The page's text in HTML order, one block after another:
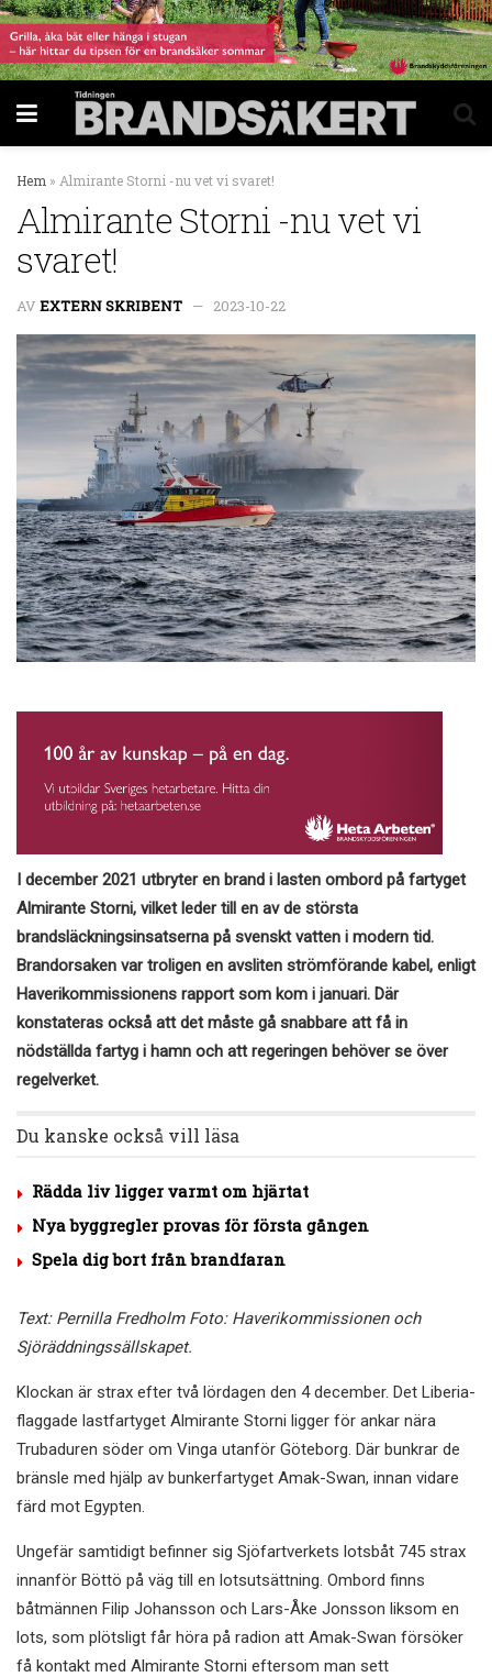
Hem » Almirante Storni -nu vet vi svaret!
Almirante Storni -nu vet vi
svaret!
AV EXTERN SKRIBENT 2023-10-22
I december 2021 utbryter en brand i lasten ombord på fartyget
Almirante Storni, vilket leder till en av de största
brandsläckningsinsatserna på svenskt vatten i modern tid.
Brandorsaken var troligen en avsliten strömförande kabel, enligt
Haverikommissionens rapport som kom i januari. Där
konstateras också att det måste gå snabbare att få in
nödställda fartyg i hamn och att regeringen behöver se över
regelverket.
Du kanske också vill läsa
Rädda liv ligger varmt om hjärtat
Nya byggregler provas för första gången
Spela dig bort från brandfaran
Text: Pernilla Fredholm Foto: Haverikommissionen och
Sjöräddningssällskapet.
Klockan är strax efter två lördagen den 4 december. Det Liberia-
flaggade lastfartyget Almirante Storni ligger för ankar nära
Trubaduren söder om Vinga utanför Göteborg. Där bunkrar de
bränsle med hjälp av bunkerfartyget Amak-Swan, innan vidare
färd mot Egypten.
Ungefär samtidigt befinner sig Sjöfartverkets lotsbåt 745 strax
innanför Böttö på väg till en lotsutsättning. Ombord finns
båtmännen Filip Johansson och Lars-Åke Jonsson liksom en
lots, som plötsligt får höra på radion att Amak-Swan försöker
få kontakt med Almirante Storni eftersom man sett